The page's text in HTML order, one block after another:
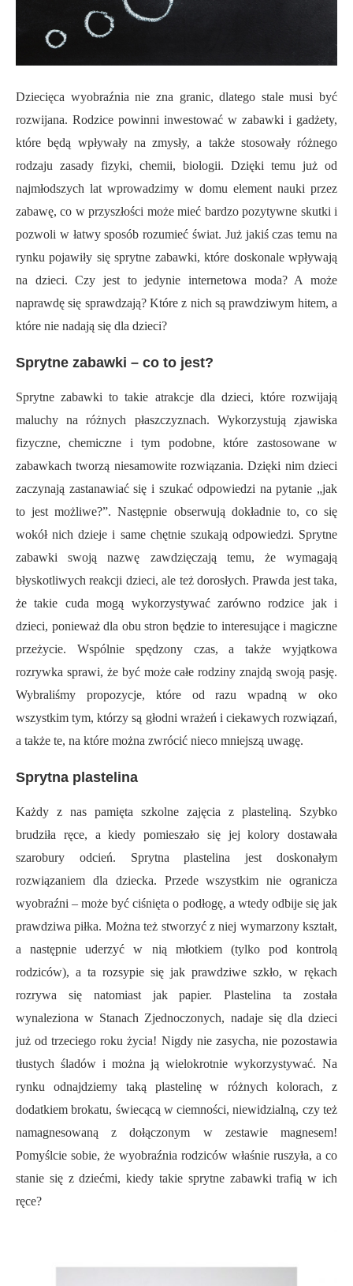
Dziecięca wyobraźnia nie zna granic, dlatego stale musi być
rozwijana. Rodzice powinni inwestować w zabawki i gadżety,
które będą wpływały na zmysły, a także stosowały różnego
rodzaju zasady fizyki, chemii, biologii. Dzięki temu już od
najmłodszych lat wprowadzimy w domu element nauki przez
zabawę, co w przyszłości może mieć bardzo pozytywne skutki i
pozwoli w łatwy sposób rozumieć świat. Już jakiś czas temu na
rynku pojawiły się sprytne zabawki, które doskonale wpływają
na dzieci. Czy jest to jedynie internetowa moda? A może
naprawdę się sprawdzają? Które z nich są prawdziwym hitem, a
które nie nadają się dla dzieci?
Sprytne zabawki – co to jest?
Sprytne zabawki to takie atrakcje dla dzieci, które rozwijają
maluchy na różnych płaszczyznach. Wykorzystują zjawiska
fizyczne, chemiczne i tym podobne, które zastosowane w
zabawkach tworzą niesamowite rozwiązania. Dzięki nim dzieci
zaczynają zastanawiać się i szukać odpowiedzi na pytanie „jak
to jest możliwe?”. Następnie obserwują dokładnie to, co się
wokół nich dzieje i same chętnie szukają odpowiedzi. Sprytne
zabawki swoją nazwę zawdzięczają temu, że wymagają
błyskotliwych reakcji dzieci, ale też dorosłych. Prawda jest taka,
że takie cuda mogą wykorzystywać zarówno rodzice jak i
dzieci, ponieważ dla obu stron będzie to interesujące i magiczne
przeżycie. Wspólnie spędzony czas, a także wyjątkowa
rozrywka sprawi, że być może całe rodziny znajdą swoją pasję.
Wybraliśmy propozycje, które od razu wpadną w oko
wszystkim tym, którzy są głodni wrażeń i ciekawych rozwiązań,
a także te, na które można zwrócić nieco mniejszą uwagę.
Sprytna plastelina
Każdy z nas pamięta szkolne zajęcia z plasteliną. Szybko
brudziła ręce, a kiedy pomieszało się jej kolory dostawała
szarobury odcień. Sprytna plastelina jest doskonałym
rozwiązaniem dla dziecka. Przede wszystkim nie ogranicza
wyobraźni – może być ciśnięta o podłogę, a wtedy odbije się jak
prawdziwa piłka. Można też stworzyć z niej wymarzony kształt,
a następnie uderzyć w nią młotkiem (tylko pod kontrolą
rodziców), a ta rozsypie się jak prawdziwe szkło, w rękach
rozrywa się natomiast jak papier. Plastelina ta została
wynaleziona w Stanach Zjednoczonych, nadaje się dla dzieci
już od trzeciego roku życia! Nigdy nie zasycha, nie pozostawia
tłustych śladów i można ją wielokrotnie wykorzystywać. Na
rynku odnajdziemy taką plastelinę w różnych kolorach, z
dodatkiem brokatu, świecącą w ciemności, niewidzialną, czy też
namagnesowaną z dołączonym w zestawie magnesem!
Pomyślcie sobie, że wyobraźnia rodziców właśnie ruszyła, a co
stanie się z dziećmi, kiedy takie sprytne zabawki trafią w ich
ręce?